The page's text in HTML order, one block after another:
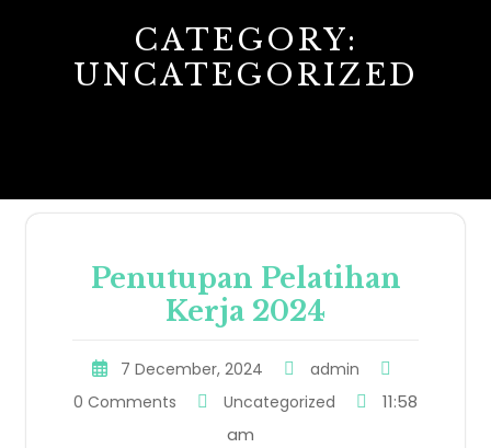
CATEGORY:
UNCATEGORIZED
Penutupan Pelatihan
Kerja 2024
7 December, 2024
admin
0 Comments
Uncategorized
11:58
am